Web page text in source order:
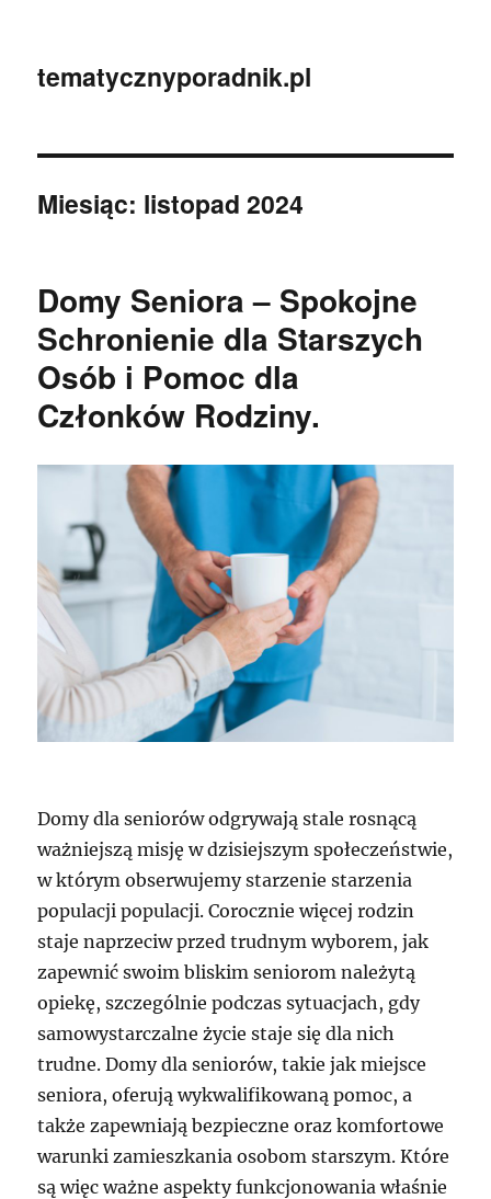
tematycznyporadnik.pl
Miesiąc: listopad 2024
Domy Seniora – Spokojne
Schronienie dla Starszych
Osób i Pomoc dla
Członków Rodziny.
Domy dla seniorów odgrywają stale rosnącą
ważniejszą misję w dzisiejszym społeczeństwie,
w którym obserwujemy starzenie starzenia
populacji populacji. Corocznie więcej rodzin
staje naprzeciw przed trudnym wyborem, jak
zapewnić swoim bliskim seniorom należytą
opiekę, szczególnie podczas sytuacjach, gdy
samowystarczalne życie staje się dla nich
trudne. Domy dla seniorów, takie jak miejsce
seniora, oferują wykwalifikowaną pomoc, a
także zapewniają bezpieczne oraz komfortowe
warunki zamieszkania osobom starszym. Które
są więc ważne aspekty funkcjonowania właśnie